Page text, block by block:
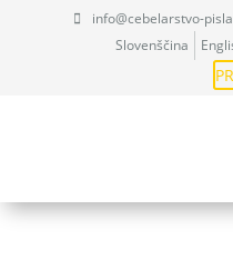
info@cebelarstvo-
Slovenščina